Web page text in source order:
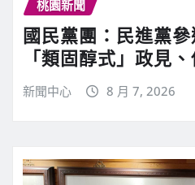
桃園新聞
國民黨團：民進黨
「類固醇式」政見
新聞中心 8 月 7, 2026